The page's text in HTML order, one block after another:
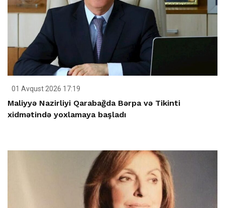
01 Avqust 2026 17:19
Maliyyə Nazirliyi Qarabağda Bərpa və Tikinti
xidmətində yoxlamaya başladı